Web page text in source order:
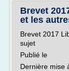
Brevet
et les
Brevet 2017
sujet
Publié le
Dernière mise